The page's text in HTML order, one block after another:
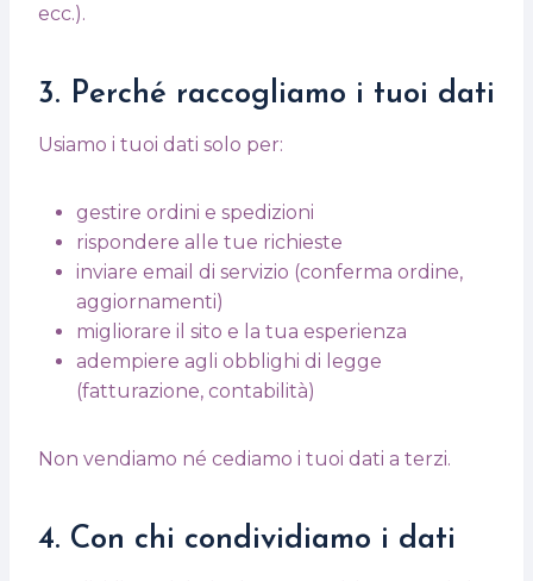
ecc.).
3. Perché raccogliamo i tuoi dati
Usiamo i tuoi dati solo per:
gestire ordini e spedizioni
rispondere alle tue richieste
inviare email di servizio (conferma ordine,
aggiornamenti)
migliorare il sito e la tua esperienza
adempiere agli obblighi di legge
(fatturazione, contabilità)
Non vendiamo né cediamo i tuoi dati a terzi.
4. Con chi condividiamo i dati